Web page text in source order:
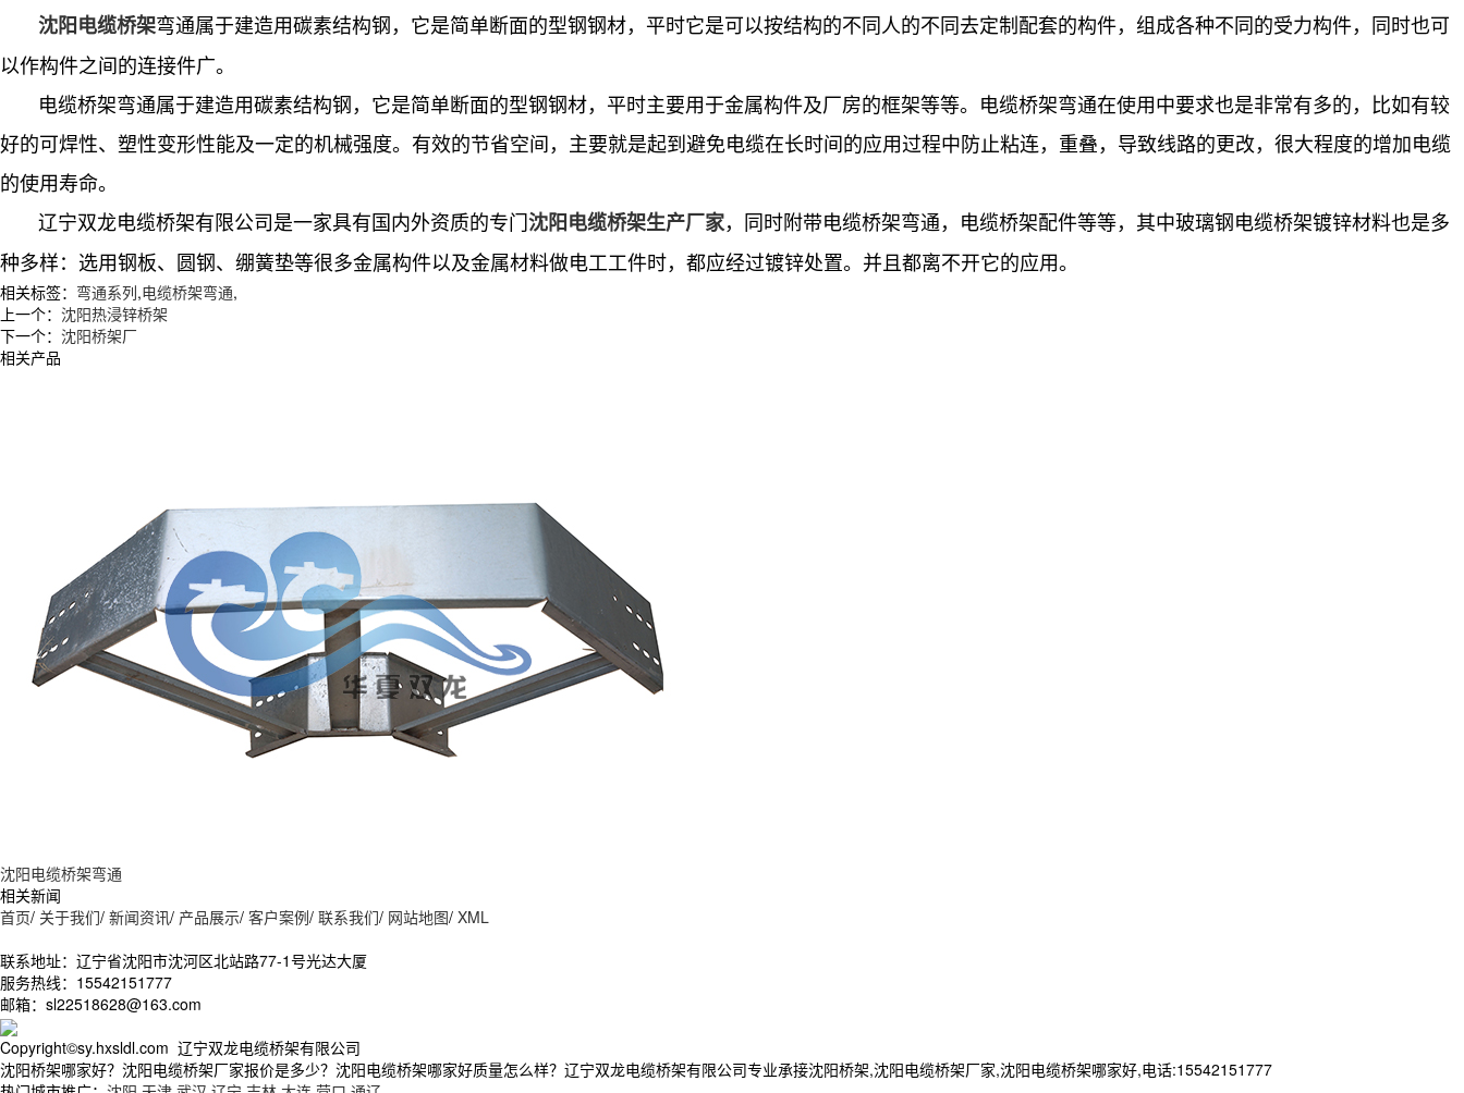
沈阳电缆桥架弯通属于建造用碳素结构钢，它是简单断面的型钢钢材，平时它是可以按结构的不同人的不同去定制配套的构件，组成各种不同的受力构件，同时也可
以作构件之间的连接件广。
电缆桥架弯通属于建造用碳素结构钢，它是简单断面的型钢钢材，平时主要用于金属构件及厂房的框架等等。电缆桥架弯通在使用中要求也是非常有多的，比如有较
好的可焊性、塑性变形性能及一定的机械强度。有效的节省空间，主要就是起到避免电缆在长时间的应用过程中防止粘连，重叠，导致线路的更改，很大程度的增加电缆
的使用寿命。
辽宁双龙电缆桥架有限公司是一家具有国内外资质的专门沈阳电缆桥架生产厂家，同时附带电缆桥架弯通，电缆桥架配件等等，其中玻璃钢电缆桥架镀锌材料也是多
种多样：选用钢板、圆钢、绷簧垫等很多金属构件以及金属材料做电工工件时，都应经过镀锌处置。并且都离不开它的应用。
相关标签： 弯通系列,电缆桥架弯通,
上一个： 沈阳热浸锌桥架
下一个： 沈阳桥架厂
相关产品
沈阳电缆桥架弯通
相关新闻
首页/ 关于我们/ 新闻资讯/ 产品展示/ 客户案例/ 联系我们/ 网站地图/ XML
联系地址：辽宁省沈阳市沈河区北站路77-1号光达大厦
服务热线：15542151777
邮箱：sl22518628@163.com
Copyright©sy.hxsldl.com 辽宁双龙电缆桥架有限公司
沈阳桥架哪家好？沈阳电缆桥架厂家报价是多少？沈阳电缆桥架哪家好质量怎么样？辽宁双龙电缆桥架有限公司专业承接沈阳桥架,沈阳电缆桥架厂家,沈阳电缆桥架哪家好,电话:15542151777